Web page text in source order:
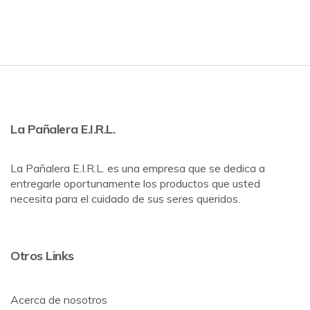
La Pañalera E.I.R.L.
La Pañalera E.I.R.L. es una empresa que se dedica a
entregarle oportunamente los productos que usted
necesita para el cuidado de sus seres queridos.
Otros Links
Acerca de nosotros